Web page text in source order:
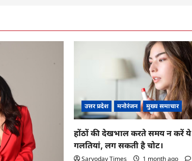
उत्तर प्रदेश मनोरंजन मुख्य समाचार
होंठों की देखभाल करते समय न करें
गलतियां, लग सकती है चोट।
Sarvoday Times 1 month ago